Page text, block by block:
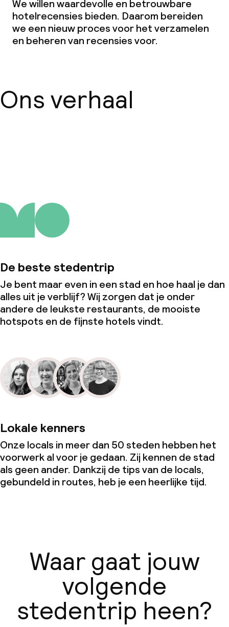
We willen waardevolle en betrouwbare
hotelrecensies bieden. Daarom bereiden
we een nieuw proces voor het verzamelen
en beheren van recensies voor.
Ons verhaal
De beste stedentrip
Je bent maar even in een stad en hoe haal je dan
alles uit je verblijf? Wij zorgen dat je onder
andere de leukste restaurants, de mooiste
hotspots en de fijnste hotels vindt.
Lokale kenners
Onze locals in meer dan 50 steden hebben het
voorwerk al voor je gedaan. Zij kennen de stad
als geen ander. Dankzij de tips van de locals,
gebundeld in routes, heb je een heerlijke tijd.
Waar gaat jouw
volgende
stedentrip heen?